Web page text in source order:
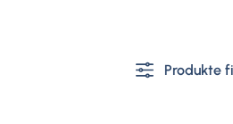
Produkte